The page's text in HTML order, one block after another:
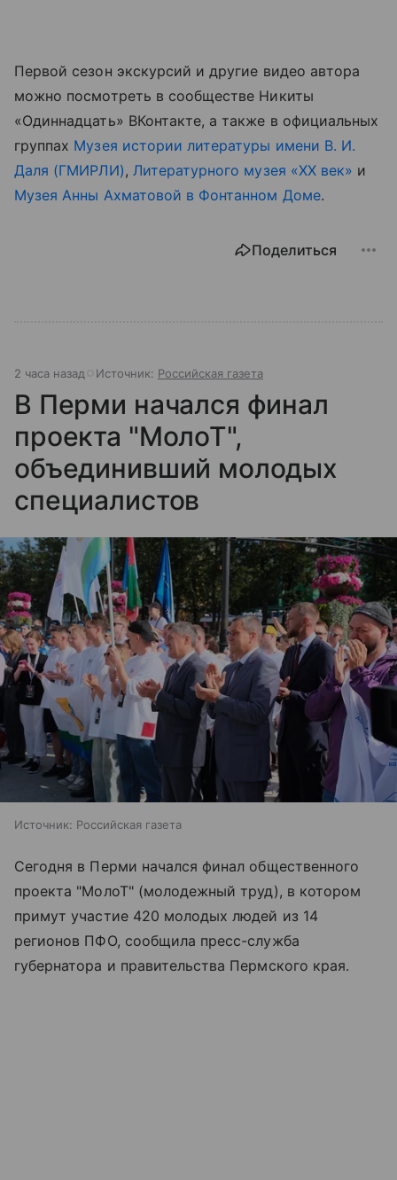
Первой сезон экскурсий и другие видео автора
можно посмотреть в сообществе Никиты
«Одиннадцать» ВКонтакте, а также в официальных
группах Музея истории литературы имени В. И.
Даля (ГМИРЛИ) , Литературного музея «ХХ век» и
Музея Анны Ахматовой в Фонтанном Доме.
Поделиться
2 часа назад Источник: Российская газета
В Перми начался финал
проекта "МолоТ",
объединивший молодых
специалистов
Источник: Российская газета
Сегодня в Перми начался финал общественного
проекта "МолоТ" (молодежный труд), в котором
примут участие 420 молодых людей из 14
регионов ПФО, сообщила пресс-служба
губернатора и правительства Пермского края.